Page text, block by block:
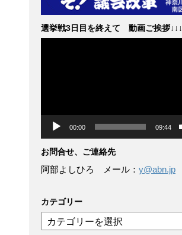
選挙戦3日目を終えて 動画ご挨拶↓↓↓
ー
00:00 09:44
お問合せ、ご連絡先
阿部よしひろ メール： y@abn.jp
カテゴリー
テ